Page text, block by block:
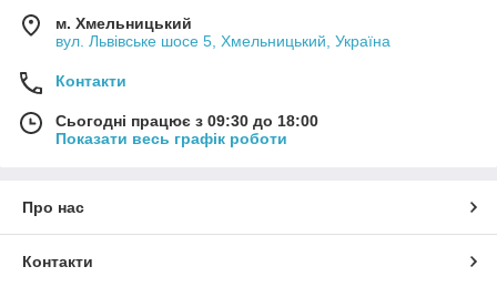
м. Хмельницький
вул. Львівське шосе 5, Хмельницький, Україна
Контакти
Сьогодні працює з 09:30 до 18:00
Показати весь графік роботи
Про нас
Контакти